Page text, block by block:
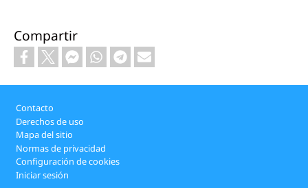
Compartir
Footer
Contacto
Derechos de uso
Mapa del sitio
Normas de privacidad
Configuración de cookies
Iniciar sesión